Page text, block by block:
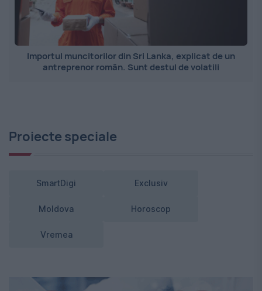
Importul muncitorilor din Sri Lanka, explicat de un
antreprenor român. Sunt destul de volatili
Proiecte speciale
SmartDigi Exclusiv
Moldova Horoscop
Vremea